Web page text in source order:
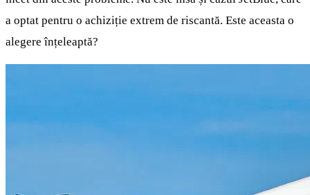
a optat pentru o achiziție extrem de riscantă. Este aceasta o
alegere înțeleaptă?